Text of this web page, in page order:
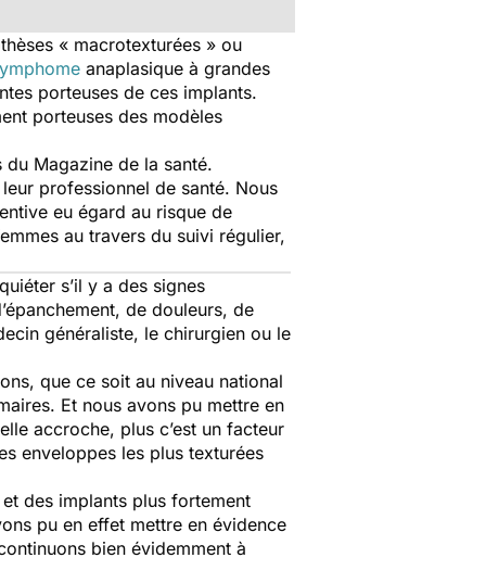
« macrotexturées » ou
anaplasique à grandes
porteuses de ces implants.
porteuses des modèles
Magazine de la santé.
professionnel de santé. Nous
eu égard au risque de
au travers du suivi régulier,
s’il y a des signes
de douleurs, de
généraliste, le chirurgien ou le
que ce soit au niveau national
Et nous avons pu mettre en
accroche, plus c’est un facteur
enveloppes les plus texturées
des implants plus fortement
pu en effet mettre en évidence
bien évidemment à